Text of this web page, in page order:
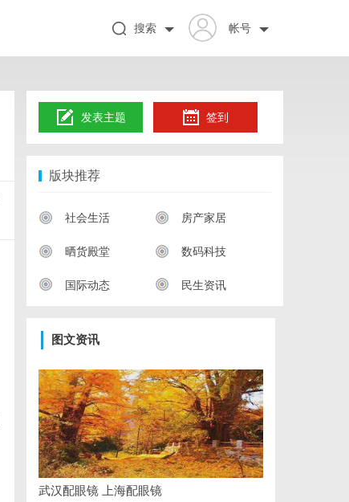
帐号
搜索
发表主题 签到
版块推荐
社会生活 房产家居
晒货殿堂 数码科技
国际动态 民生资讯
图文资讯
武汉配眼镜 上海配眼镜